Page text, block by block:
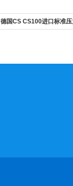
德国CS CS100进口标准